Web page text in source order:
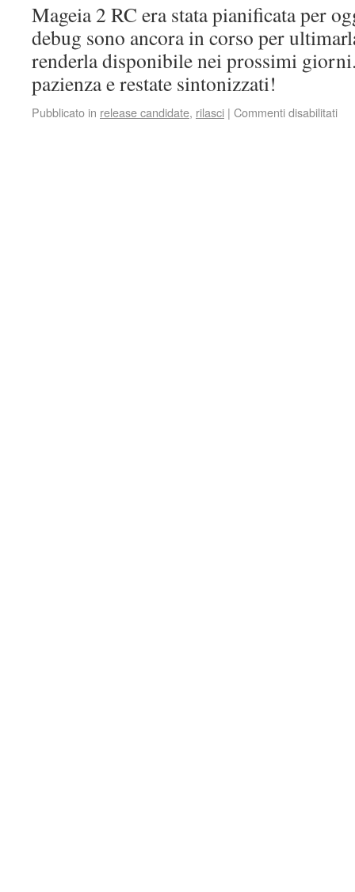
Mageia 2 RC era stata pianificata per
debug sono ancora in corso per
renderla disponibile nei prossimi
pazienza e restate sintonizzati!
Pubblicato in release candidate, rilasci | Commenti disabilitati